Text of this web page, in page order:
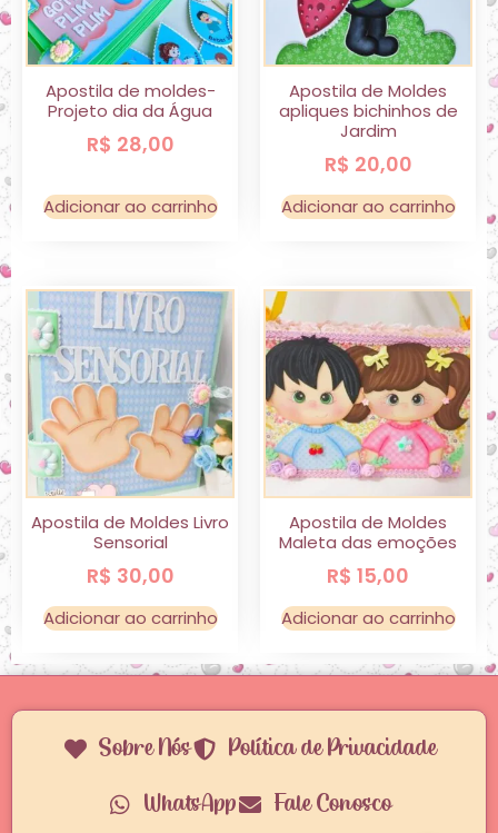
Apostila de moldes-
Projeto dia da Água
R$ 28,00
Adicionar ao carrinho
Apostila de Moldes
apliques bichinhos de
Jardim
R$ 20,00
Adicionar ao carrinho
Apostila de Moldes Livro
Sensorial
R$ 30,00
Adicionar ao carrinho
Apostila de Moldes
Maleta das emoções
R$ 15,00
Adicionar ao carrinho
Sobre Nós Política de Privacidade
WhatsApp Fale Conosco